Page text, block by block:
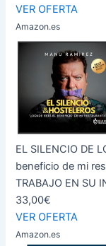
VER OFERTA
Amazon.es
EL SILENCIO DE
beneficio de mi
TRABAJO EN SU
33,00€
VER OFERTA
Amazon.es